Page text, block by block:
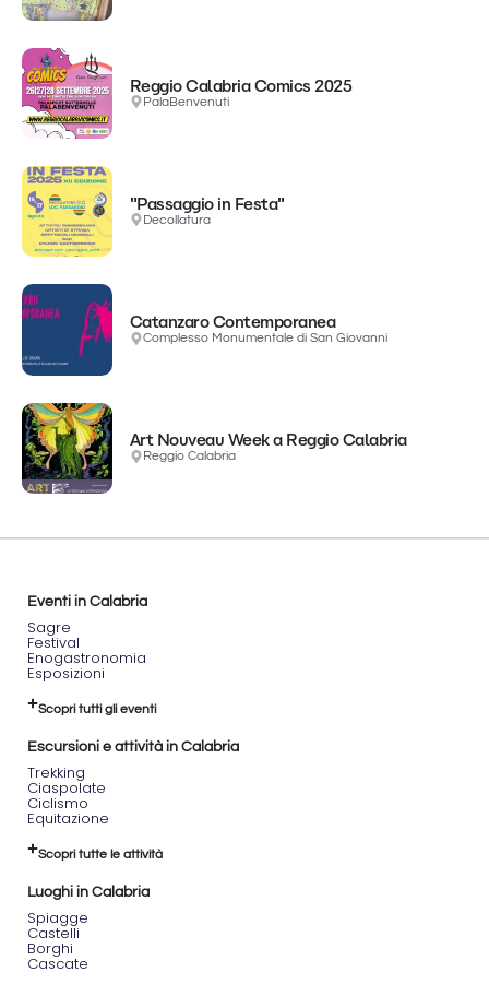
Reggio Calabria Comics 2025
PalaBenvenuti
"Passaggio in Festa"
Decollatura
Catanzaro Contemporanea
Complesso Monumentale di San Giovanni
Art Nouveau Week a Reggio Calabria
Reggio Calabria
Eventi in Calabria
Sagre
Festival
Enogastronomia
Esposizioni
Scopri tutti gli eventi
Escursioni e attività in Calabria
Trekking
Ciaspolate
Ciclismo
Equitazione
Scopri tutte le attività
Luoghi in Calabria
Spiagge
Castelli
Borghi
Cascate